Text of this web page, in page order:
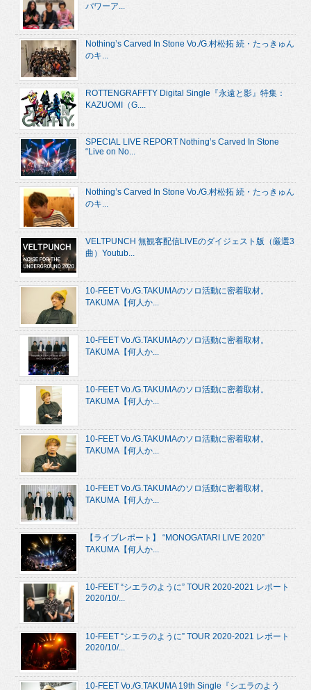
パワーア...
Nothing’s Carved In Stone Vo./G.村松拓 続・たっきゅん
のキ...
ROTTENGRAFFTY Digital Single『永遠と影』特集：
KAZUOMI（G....
SPECIAL LIVE REPORT Nothing’s Carved In Stone
“Live on No...
Nothing’s Carved In Stone Vo./G.村松拓 続・たっきゅん
のキ...
VELTPUNCH 無観客配信LIVEのダイジェスト版（厳選3
曲）Youtub...
10-FEET Vo./G.TAKUMAのソロ活動に密着取材。
TAKUMA【何人か...
10-FEET Vo./G.TAKUMAのソロ活動に密着取材。
TAKUMA【何人か...
10-FEET Vo./G.TAKUMAのソロ活動に密着取材。
TAKUMA【何人か...
10-FEET Vo./G.TAKUMAのソロ活動に密着取材。
TAKUMA【何人か...
10-FEET Vo./G.TAKUMAのソロ活動に密着取材。
TAKUMA【何人か...
【ライブレポート】 “MONOGATARI LIVE 2020”
TAKUMA【何人か...
10-FEET “シエラのように” TOUR 2020-2021 レポート
2020/10/...
10-FEET “シエラのように” TOUR 2020-2021 レポート
2020/10/...
10-FEET Vo./G.TAKUMA 19th Single『シエラのよう